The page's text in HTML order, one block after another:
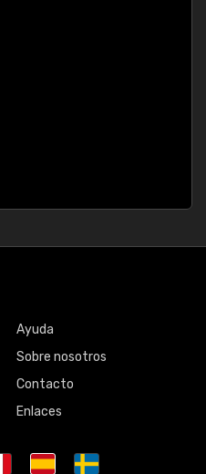
Ayuda
Sobre nosotros
Contacto
Enlaces